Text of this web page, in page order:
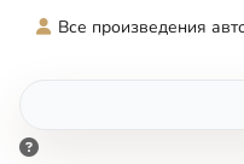
Все произведения